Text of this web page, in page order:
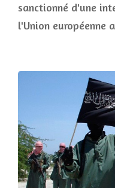
sanctionné d'une
l'Union européenne